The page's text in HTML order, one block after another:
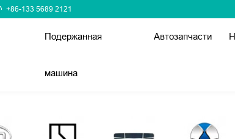
+86-133 5689 2121
Подержанная
машина
Автозапчасти